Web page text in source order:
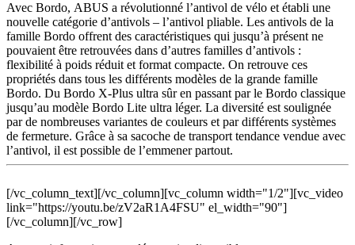
Avec Bordo, ABUS a révolutionné l’antivol de vélo et établi une
nouvelle catégorie d’antivols – l’antivol pliable. Les antivols de la
famille Bordo offrent des caractéristiques qui jusqu’à présent ne
pouvaient être retrouvées dans d’autres familles d’antivols :
flexibilité à poids réduit et format compacte. On retrouve ces
propriétés dans tous les différents modèles de la grande famille
Bordo. Du Bordo X-Plus ultra sûr en passant par le Bordo classique
jusqu’au modèle Bordo Lite ultra léger. La diversité est soulignée
par de nombreuses variantes de couleurs et par différents systèmes
de fermeture. Grâce à sa sacoche de transport tendance vendue avec
l’antivol, il est possible de l’emmener partout.
[/vc_column_text][/vc_column][vc_column width="1/2"][vc_video
link="https://youtu.be/zV2aR1A4FSU" el_width="90"]
[/vc_column][/vc_row]